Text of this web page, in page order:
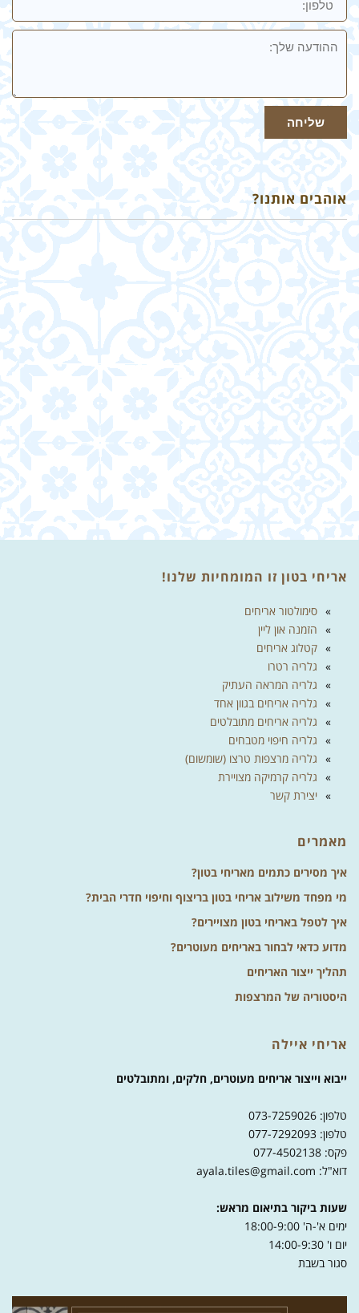
טלפון:
שלך
שליחה
אוהבים אותנו?
סימולטור אריחים
הזמנה און ליין
קטלוג אריחים
גלריה רטרו
גלריה המראה העתיק
גלריה אריחים בגוון אחד
גלריה אריחים מתובלטים
גלריה חיפוי מטבחים
גלריה מרצפות טרצו (שומשום)
גלריה קרמיקה מצויירת
מאמרים
איך מסירים כתמים מאריחי בטון?
מי מפחד משילוב אריחי בטון בריצוף וחיפוי חדרי הבית?
איך לטפל באריחי בטון מצויירים?
מדוע כדאי לבחור באריחים מעוטרים?
תהליך ייצור האריחים
טלפון: 073-7259026
טלפון: 077-7292093
פקס: 077-4502138
שעות ביקור בתיאום מראש:
ימים א'-ה' 18:00-9:00
יום ו' 14:00-9:30